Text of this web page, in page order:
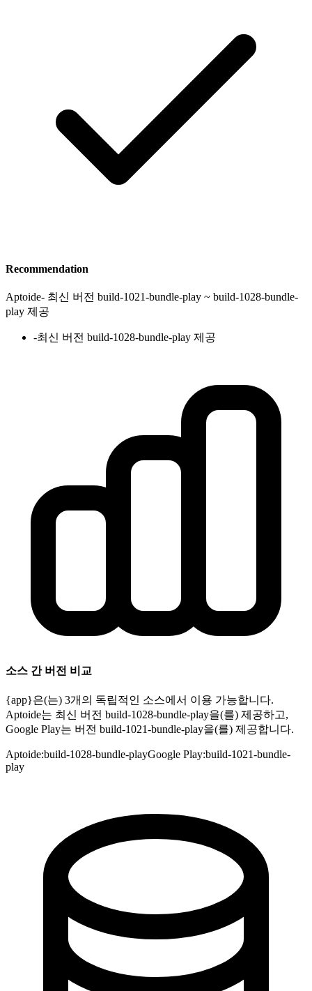
Recommendation
Aptoide- 최신 버전 build-1021-bundle-play ~ build-1028-bundle-
play 제공
-최신 버전 build-1028-bundle-play 제공
소스 간 버전 비교
{app}은(는) 3개의 독립적인 소스에서 이용 가능합니다.
Aptoide는 최신 버전 build-1028-bundle-play을(를) 제공하고,
Google Play는 버전 build-1021-bundle-play을(를) 제공합니다.
Aptoide:build-1028-bundle-playGoogle Play:build-1021-bundle-
play